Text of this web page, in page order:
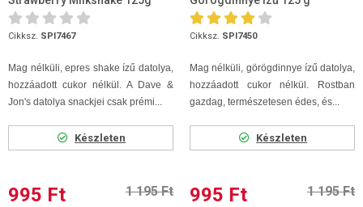
Cikksz. SPI7467
Mag nélküli, epres shake ízű datolya,
hozzáadott cukor nélkül. A Dave &
Jon's datolya snackjei csak prémi...
Készleten
995 Ft 1 195 Ft
Cikksz. SPI7450
Mag nélküli, görögdinnye ízű datolya,
hozzáadott cukor nélkül. Rostban
gazdag, természetesen édes, és...
Készleten
995 Ft 1 195 Ft